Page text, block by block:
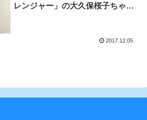
レンジャー」の大久保桜子ちゃん
2017.12.05